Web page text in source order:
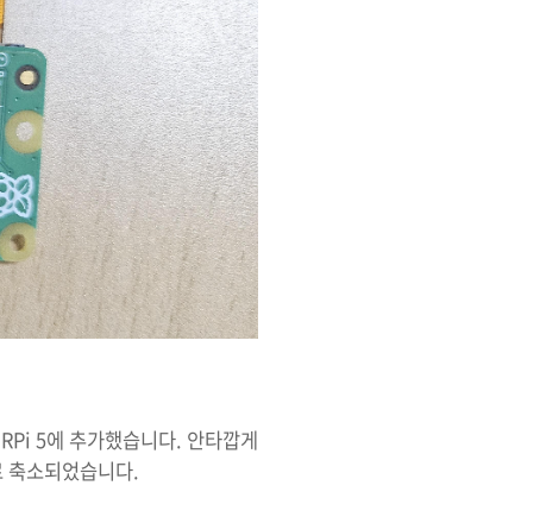
5에 추가했습니다. 안타깝게
소되었습니다.